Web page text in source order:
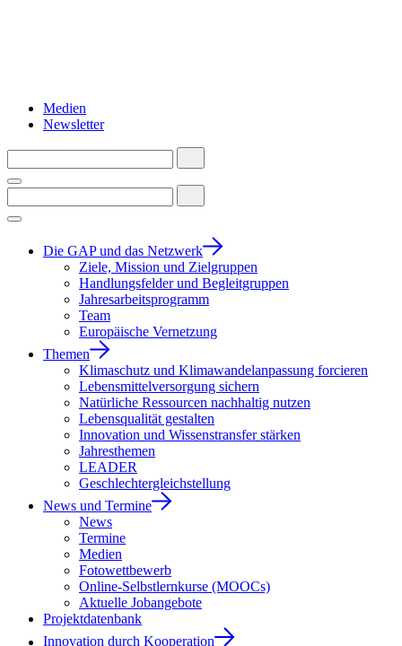
Medien
Newsletter
Die GAP und das Netzwerk
Ziele, Mission und Zielgruppen
Handlungsfelder und Begleitgruppen
Jahresarbeitsprogramm
Team
Europäische Vernetzung
Themen
Klimaschutz und Klimawandelanpassung forcieren
Lebensmittelversorgung sichern
Natürliche Ressourcen nachhaltig nutzen
Lebensqualität gestalten
Innovation und Wissenstransfer stärken
Jahresthemen
LEADER
Geschlechtergleichstellung
News und Termine
News
Termine
Medien
Fotowettbewerb
Online-Selbstlernkurse (MOOCs)
Aktuelle Jobangebote
Projektdatenbank
Innovation durch Kooperation